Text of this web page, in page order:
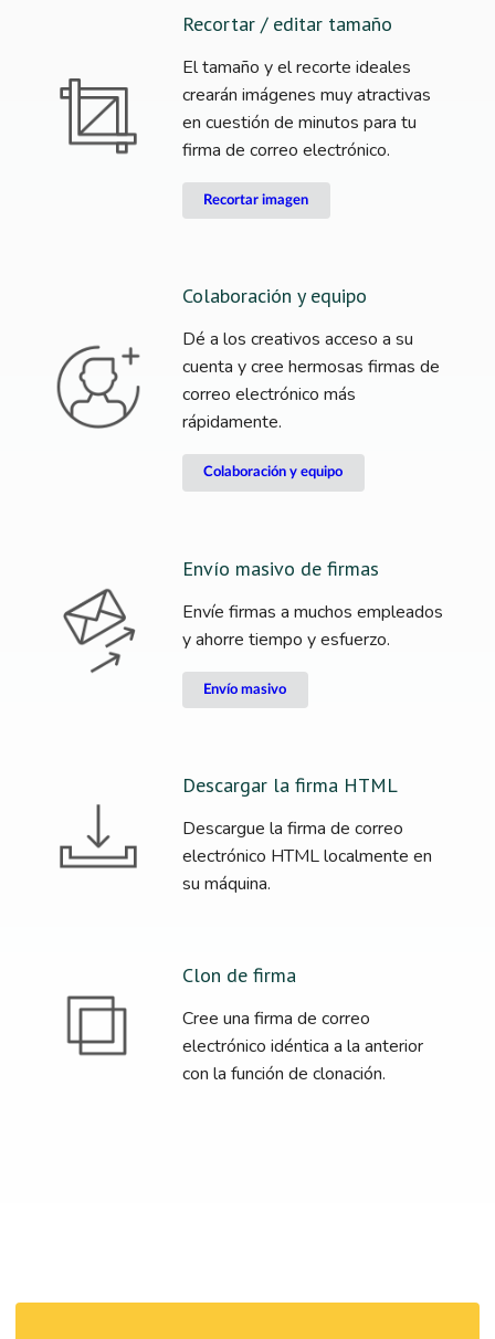
Recortar / editar tamaño
El tamaño y el recorte ideales
crearán imágenes muy atractivas
en cuestión de minutos para tu
firma de correo electrónico.
Recortar imagen
Colaboración y equipo
Dé a los creativos acceso a su
cuenta y cree hermosas firmas de
correo electrónico más
rápidamente.
Colaboración y equipo
Envío masivo de firmas
Envíe firmas a muchos empleados
y ahorre tiempo y esfuerzo.
Envío masivo
Descargar la firma HTML
Descargue la firma de correo
electrónico HTML localmente en
su máquina.
Clon de firma
Cree una firma de correo
electrónico idéntica a la anterior
con la función de clonación.